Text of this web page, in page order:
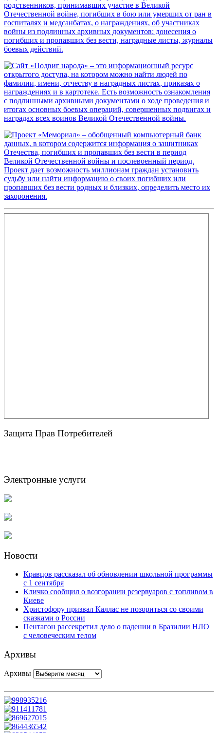
Защита Прав Потребителей
Электронные услуги
Новости
Кравцов рассказал об обновлении школьной программы
с 1 сентября
Кличко сообщил о возгорании резервуаров с топливом в
Киеве
Христофору призвал Каллас не позориться со своими
сказками о России
Пентагон рассекретил дело о падении в Бразилии НЛО
с человеческим телом
Архивы
Архивы